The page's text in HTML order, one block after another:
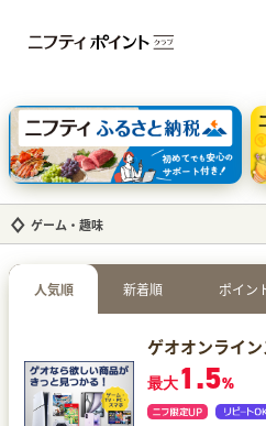
dカード GOLD 三井住友カード ゴ
【実質初月無料】DMM | Disney+(ディ
SBI証券 確定拠出年金（iDeCo）
ゲーム・趣味
人気順 新着順 ポイン
ゲオオンライ
最大1.5%